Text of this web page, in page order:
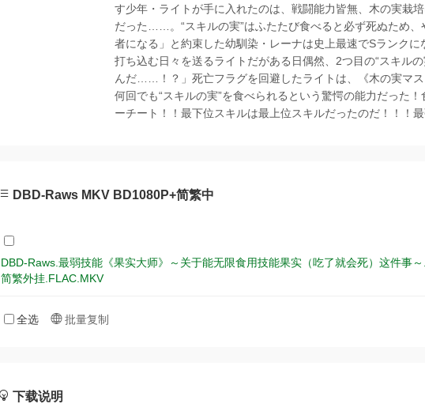
す少年・ライトが手に入れたのは、戦闘能力皆無、木の実栽
だった……。“スキルの実”はふたたび食べると必ず死ぬため
者になる」と約束した幼馴染・レーナは史上最速でSランク
打ち込む日々を送るライトだがある日偶然、2つ目の“スキル
んだ……！？」死亡フラグを回避したライトは、《木の実マ
何回でも“スキルの実”を食べられるという驚愕の能力だった
ーチート！！最下位スキルは最上位スキルだったのだ！！！最
DBD-Raws MKV BD1080P+简繁中
DBD-Raws.最弱技能《果实大师》～关于能无限食用技能果实（吃了就会死）这件事
简繁外挂.FLAC.MKV
全选 批量复制
下载说明